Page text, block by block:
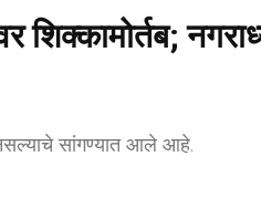
सांगण्यात आले आहे.